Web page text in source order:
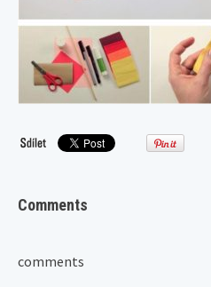
Comments
comments